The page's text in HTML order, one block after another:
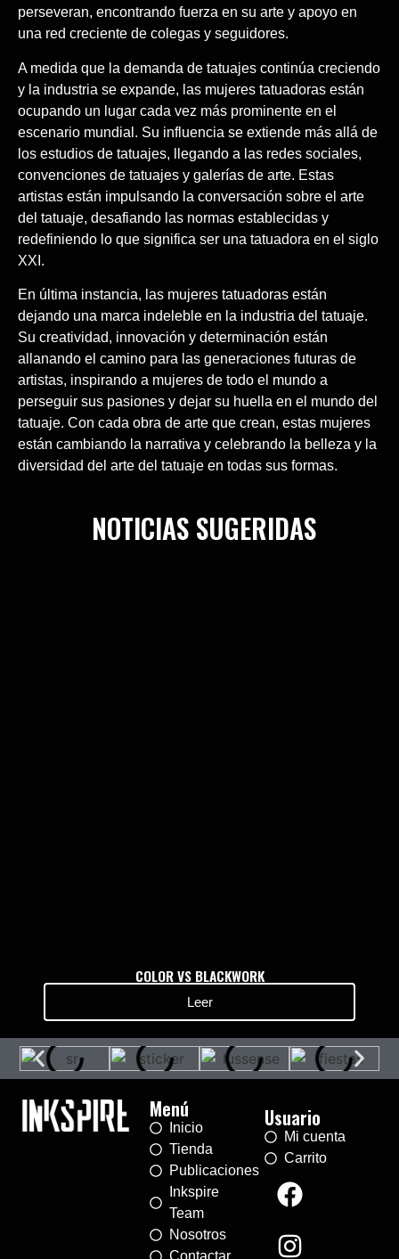
perseveran, encontrando fuerza en su arte y apoyo en
una red creciente de colegas y seguidores.
A medida que la demanda de tatuajes continúa creciendo
y la industria se expande, las mujeres tatuadoras están
ocupando un lugar cada vez más prominente en el
escenario mundial. Su influencia se extiende más allá de
los estudios de tatuajes, llegando a las redes sociales,
convenciones de tatuajes y galerías de arte. Estas
artistas están impulsando la conversación sobre el arte
del tatuaje, desafiando las normas establecidas y
redefiniendo lo que significa ser una tatuadora en el siglo
XXI.
En última instancia, las mujeres tatuadoras están
dejando una marca indeleble en la industria del tatuaje.
Su creatividad, innovación y determinación están
allanando el camino para las generaciones futuras de
artistas, inspirando a mujeres de todo el mundo a
perseguir sus pasiones y dejar su huella en el mundo del
tatuaje. Con cada obra de arte que crean, estas mujeres
están cambiando la narrativa y celebrando la belleza y la
diversidad del arte del tatuaje en todas sus formas.
NOTICIAS SUGERIDAS
COLOR VS BLACKWORK
Leer
Menú
Inicio
Tienda
Publicaciones
Inkspire
Team
Nosotros
Contactar
Usuario
Mi cuenta
Carrito